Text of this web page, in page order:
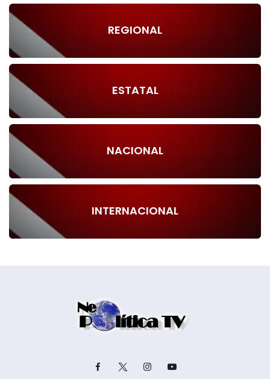
REGIONAL
ESTATAL
NACIONAL
INTERNACIONAL